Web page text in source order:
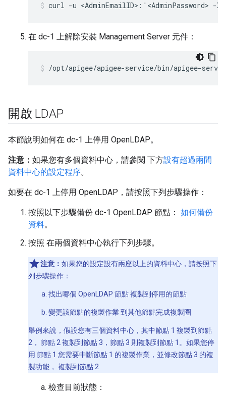
curl -u <AdminEmailID>:'<AdminPassword> -
在 dc-1 上解除安裝 Management Server 元件：
/opt/apigee/apigee-service/bin/apigee-
開啟 LDAP
本節說明如何在 dc-1 上停用 OpenLDAP。
注意： 如果您有多個資料中心，請參閱 下方設有超過兩間
資料中心的設定程序。
如要在 dc-1 上停用 OpenLDAP，請按照下列步驟操作：
按照以下步驟備份 dc-1 OpenLDAP 節點： 如何備份
資料。
按照 在兩個資料中心執行下列步驟。
注意： 如果您的設定設有兩座以上的資料中心，請按照下
列步驟操作：
找出哪個 OpenLDAP 節點 複製到停用的節點
變更該節點的複製作業 到其他節點完成複製圈
舉例來說，假設您有三個資料中心，其中節點 1 複製到節點
2， 節點 2 複製到節點 3，節點 3 則複製到節點 1。如果您停
用 節點 1 您需要中斷節點 1 的複製作業，並修改節點 3 的複
製功能， 複製到節點 2
檢查目前狀態：